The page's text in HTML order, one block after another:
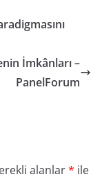
İmkânları –
PanelForum
alanlar* ile